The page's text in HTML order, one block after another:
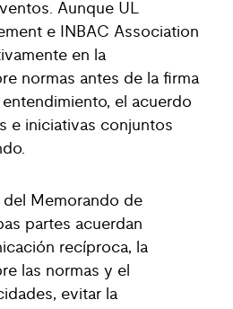
Aunque UL
e INBAC Association
en la
normas antes de la firma
el acuerdo
e iniciativas conjuntos
del Memorando de
partes acuerdan
recíproca, la
las normas y el
evitar la